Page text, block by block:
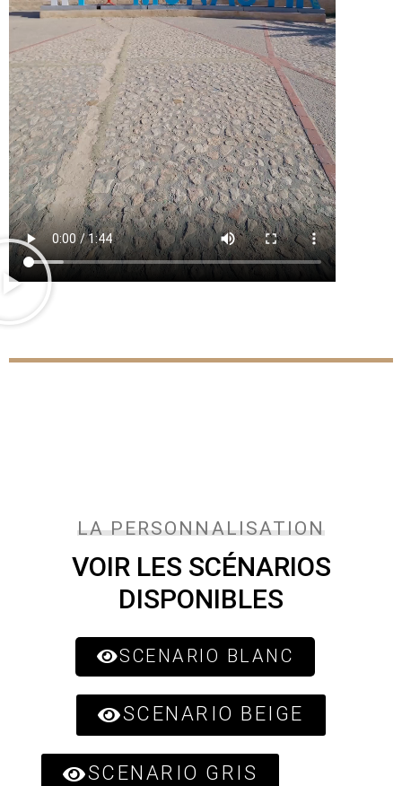
LA PERSONNALISATION
VOIR LES SCÉNARIOS
DISPONIBLES
SCENARIO BLANC
SCENARIO BEIGE
SCENARIO GRIS